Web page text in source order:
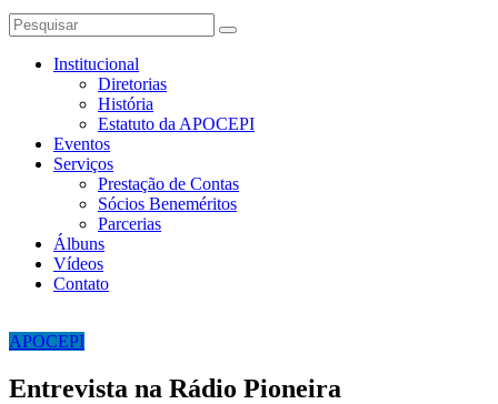
Institucional
Diretorias
História
Estatuto da APOCEPI
Eventos
Serviços
Prestação de Contas
Sócios Beneméritos
Parcerias
Álbuns
Vídeos
Contato
APOCEPI
Entrevista na Rádio Pioneira